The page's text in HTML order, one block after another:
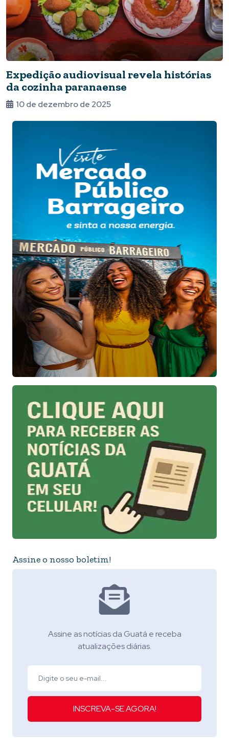
Expedição audiovisual revela histórias
da cozinha paranaense
10 de dezembro de 2025
Assine o nosso boletim!
Assine as notícias da Guatá e receba
atualizações diárias.
INSCREVA-SE AGORA!